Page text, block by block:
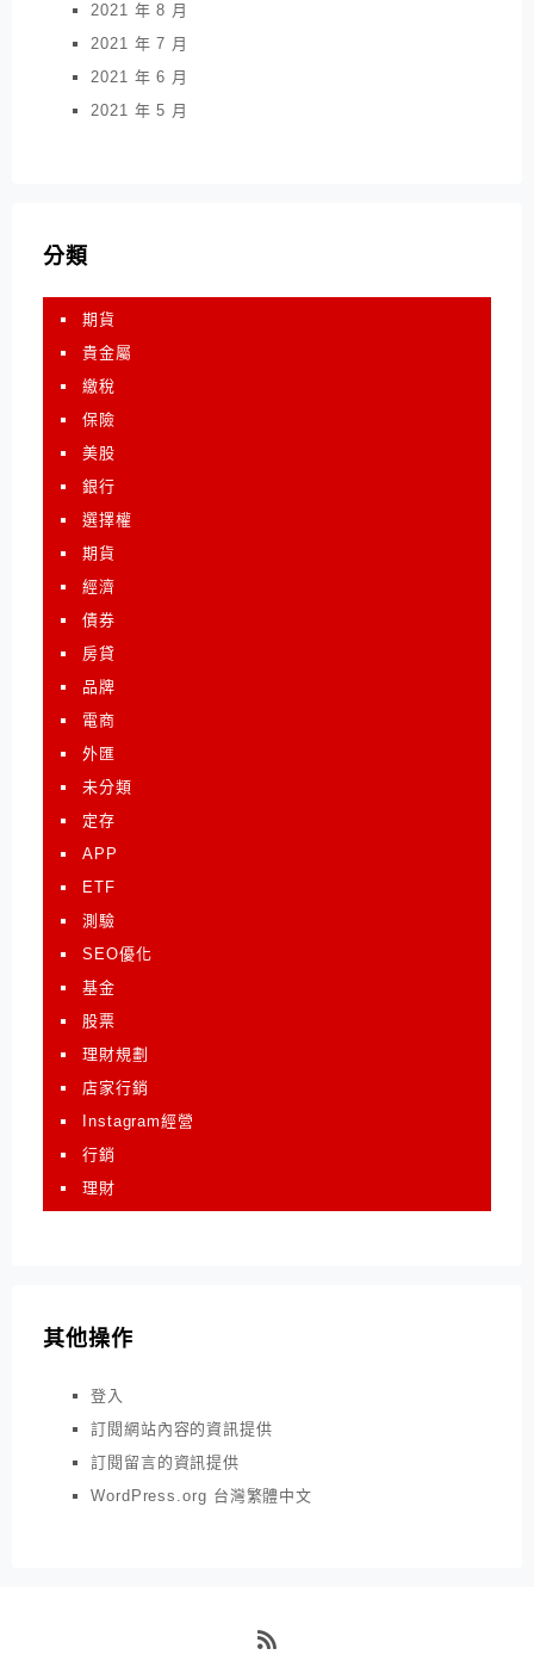
2021 年 8 月
2021 年 7 月
2021 年 6 月
2021 年 5 月
分類
期貨
貴金屬
繳稅
保險
美股
銀行
選擇權
期貨
經濟
債券
房貸
品牌
電商
外匯
未分類
定存
APP
ETF
測驗
SEO優化
基金
股票
理財規劃
店家行銷
Instagram經營
行銷
理財
其他操作
登入
訂閱網站內容的資訊提供
訂閱留言的資訊提供
WordPress.org 台灣繁體中文